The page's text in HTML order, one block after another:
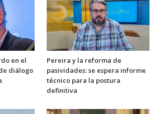
en el
diálogo
Pereira y la reforma de
pasividades: se espera informe
técnico para la postura
definitiva